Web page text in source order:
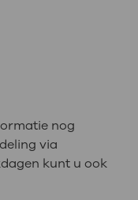
nog
via
kunt u ook